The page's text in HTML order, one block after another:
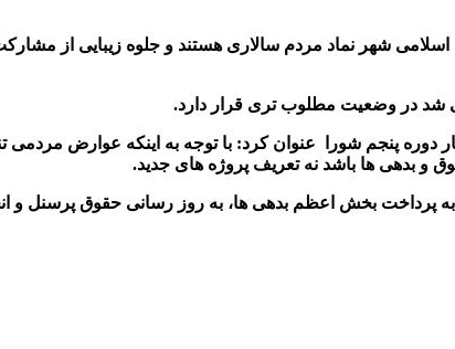
شهر نماد مردم سالاری هستند و جلوه زیبایی از
شد در وضعیت مطلوب تری قرار دارد.
دوره پنجم شورا عنوان کرد: با توجه به اینکه عوارض مردمی
و بدهی ها باشد نه تعریف پروژه های جدید.
پرداخت بخش اعظم بدهی ها، به روز رسانی حقوق پرسنل و